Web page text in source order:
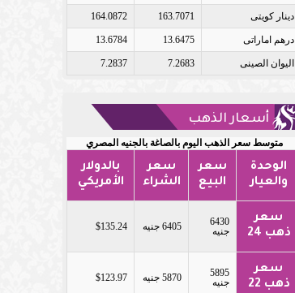
دينار كويتى 163.7071
164.0872
درهم اماراتى 13.6475
13.6784
اليوان الصينى 7.2683
7.2837
أسعار الذهب
متوسط سعر الذهب اليوم بالصاغة بالجنيه المصري
الوحدة
والعيار
سعر
البيع
سعر
الشراء
بالدولار
الأمريكي
سعر
ذهب 24
6430
جنيه
6405 جنيه $135.24
سعر
ذهب 22
5895
جنيه
5870 جنيه $123.97